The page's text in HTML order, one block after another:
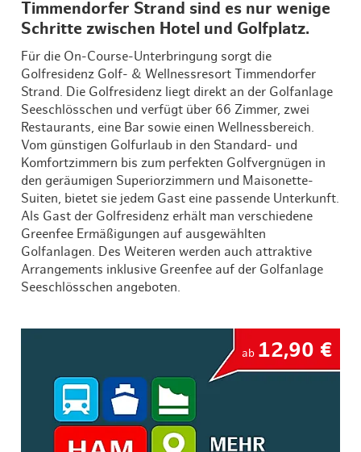
Timmendorfer Strand sind es nur wenige
Schritte zwischen Hotel und Golfplatz.
Für die On-Course-Unterbringung sorgt die
Golfresidenz Golf- & Wellnessresort Timmendorfer
Strand. Die Golfresidenz liegt direkt an der Golfanlage
Seeschlösschen und verfügt über 66 Zimmer, zwei
Restaurants, eine Bar sowie einen Wellnessbereich.
Vom günstigen Golfurlaub in den Standard- und
Komfortzimmern bis zum perfekten Golfvergnügen in
den geräumigen Superiorzimmern und Maisonette-
Suiten, bietet sie jedem Gast eine passende Unterkunft.
Als Gast der Golfresidenz erhält man verschiedene
Greenfee Ermäßigungen auf ausgewählten
Golfanlagen. Des Weiteren werden auch attraktive
Arrangements inklusive Greenfee auf der Golfanlage
Seeschlösschen angeboten.
ab 12,90 €